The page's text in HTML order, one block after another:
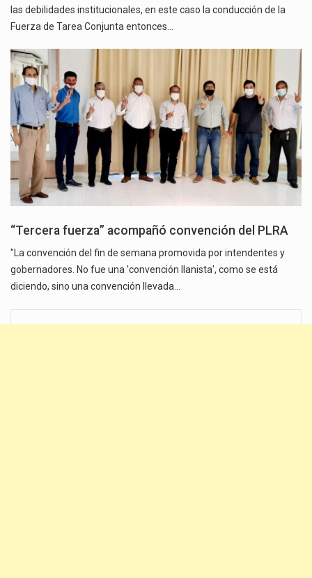
las debilidades institucionales, en este caso la conducción de la
Fuerza de Tarea Conjunta entonces…
“Tercera fuerza” acompañó convención del PLRA
"La convención del fin de semana promovida por intendentes y
gobernadores. No fue una 'convención llanista', como se está
diciendo, sino una convención llevada…